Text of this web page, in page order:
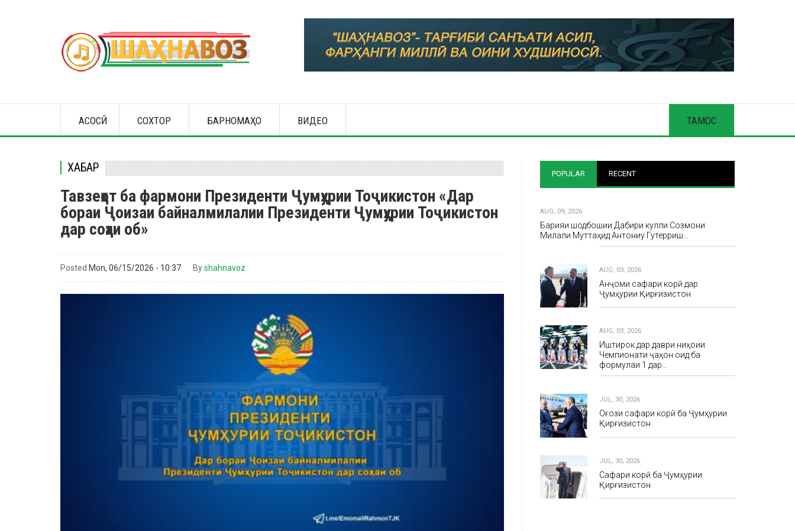
navigation
АСОСӢ СОХТОР БАРНОМАҲО ВИДЕО ТАМОС
ХАБАР
Тавзеҳот ба фармони Президенти Ҷумҳурии Тоҷикистон «Дар
бораи Ҷоизаи байналмилалии Президенти Ҷумҳурии Тоҷикистон
дар соҳаи об»
Posted Mon, 06/15/2026 - 10:37 Byshahnavoz
POPULAR RECENT
AUG, 09, 2026
Барқияи шодбошии Дабири кулли Созмони
Милали Муттаҳид Антониу Гутерриш…
AUG, 03, 2026
Анҷоми сафари корӣ дар
Ҷумҳурии Қирғизистон
AUG, 03, 2026
Иштирок дар даври ниҳоии
Чемпионати ҷаҳон оид ба
формулаи 1 дар…
JUL, 30, 2026
Оғози сафари корӣ ба Ҷумҳурии
Қирғизистон
JUL, 30, 2026
Сафари корӣ ба Ҷумҳурии
Қирғизистон